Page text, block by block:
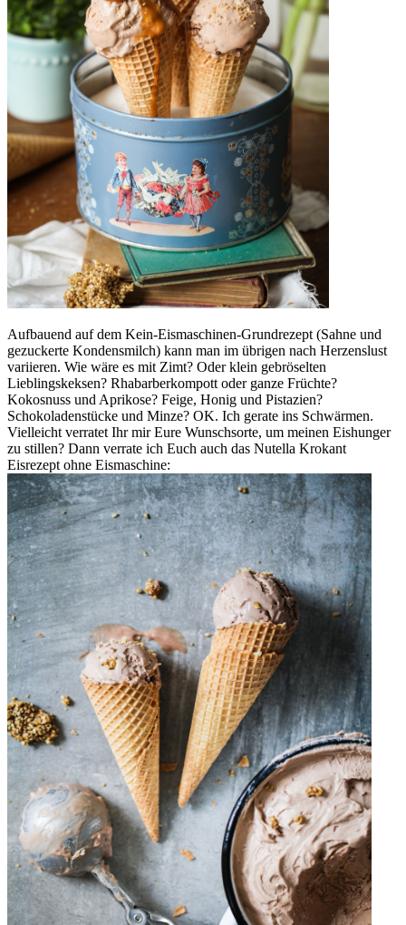
Aufbauend auf dem Kein-Eismaschinen-Grundrezept (Sahne und
gezuckerte Kondensmilch) kann man im übrigen nach Herzenslust
variieren. Wie wäre es mit Zimt? Oder klein gebröselten
Lieblingskeksen? Rhabarberkompott oder ganze Früchte?
Kokosnuss und Aprikose? Feige, Honig und Pistazien?
Schokoladenstücke und Minze? OK. Ich gerate ins Schwärmen.
Vielleicht verratet Ihr mir Eure Wunschsorte, um meinen Eishunger
zu stillen? Dann verrate ich Euch auch das Nutella Krokant
Eisrezept ohne Eismaschine: